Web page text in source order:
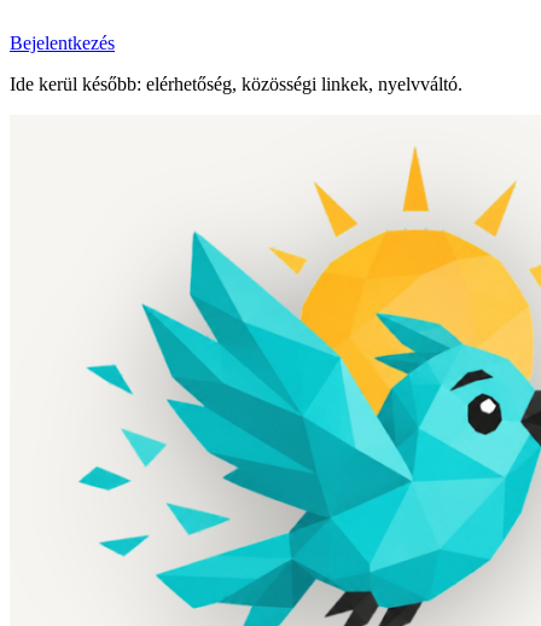
Bejelentkezés
Ide kerül később: elérhetőség, közösségi linkek, nyelvváltó.